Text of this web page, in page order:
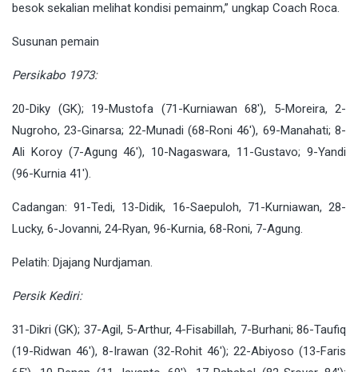
besok sekalian melihat kondisi pemainm,” ungkap Coach Roca.
Susunan pemain
Persikabo 1973:
20-Diky (GK); 19-Mustofa (71-Kurniawan 68′), 5-Moreira, 2-
Nugroho, 23-Ginarsa; 22-Munadi (68-Roni 46′), 69-Manahati; 8-
Ali Koroy (7-Agung 46′), 10-Nagaswara, 11-Gustavo; 9-Yandi
(96-Kurnia 41′).
Cadangan: 91-Tedi, 13-Didik, 16-Saepuloh, 71-Kurniawan, 28-
Lucky, 6-Jovanni, 24-Ryan, 96-Kurnia, 68-Roni, 7-Agung.
Pelatih: Djajang Nurdjaman.
Persik Kediri:
31-Dikri (GK); 37-Agil, 5-Arthur, 4-Fisabillah, 7-Burhani; 86-Taufiq
(19-Ridwan 46′), 8-Irawan (32-Rohit 46′); 22-Abiyoso (13-Faris